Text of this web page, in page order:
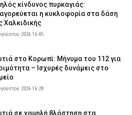
αυτοκίνητο, παρέσυρε
09:24
κίνδυνος πυρκαγιάς:
η κυκλοφορία στα δάση
Χαλκιδικής
2026 16:45
στο Κορωπί: Μήνυμα του 112 για
– Ισχυρές δυνάμεις στο
2026 16:28
σε χαμηλή βλάστηση στα